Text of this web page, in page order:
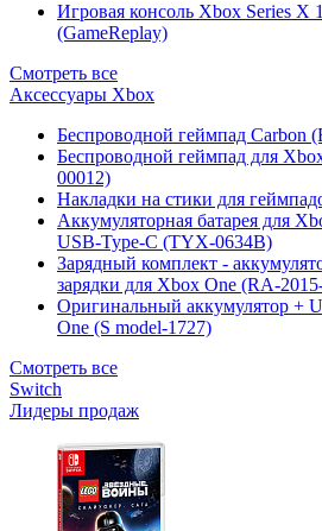
Игровая консоль Xbox Series X
(GameReplay)
Смотреть все
Аксессуары Xbox
Беспроводной геймпад Carbon
Беспроводной геймпад для
00012)
Накладки на стики для
Аккумуляторная батарея для
USB-Type-C (TYX-0634B)
Зарядный комплект -
зарядки для Xbox One (RA-
Оригинальный аккумулятор +
One (S model-1727)
Смотреть все
Switch
Лидеры продаж